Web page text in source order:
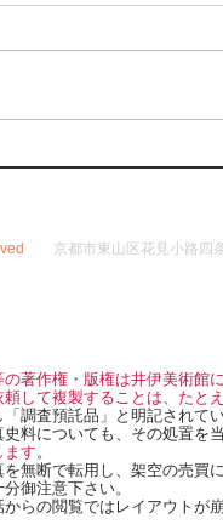
京都市東山区花見小路
著作権・版権は井伊美術
して複製することは、たと
調査預託品」と明記されて
料についても、その処置を
ます。
無断で転用し、架空の売買
御注意下さい。
らの閲覧ではレイアウトが